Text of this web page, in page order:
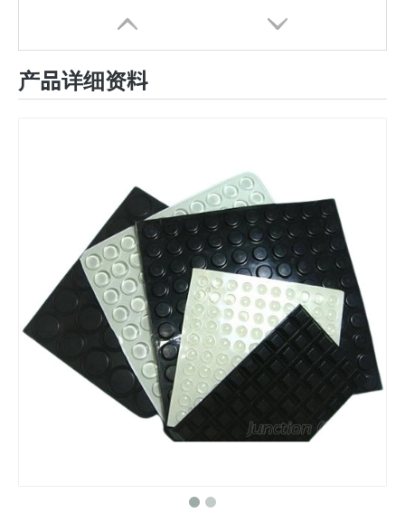
橡胶平板 3M自黏脚垫
3M背胶脚垫
产品详细资料